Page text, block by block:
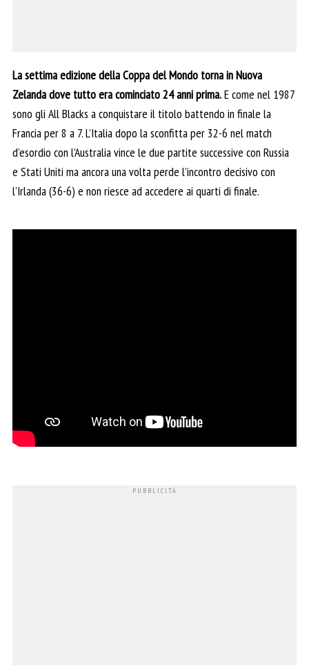
La settima edizione della Coppa del Mondo torna in Nuova
Zelanda dove tutto era cominciato 24 anni prima.E come nel 1987
sono gli All Blacks a conquistare il titolo battendo in finale la
Francia per 8 a 7. L’Italia dopo la sconfitta per 32-6 nel match
d’esordio con l’Australia vince le due partite successive con Russia
e Stati Uniti ma ancora una volta perde l’incontro decisivo con
l’Irlanda (36-6) e non riesce ad accedere ai quarti di finale.